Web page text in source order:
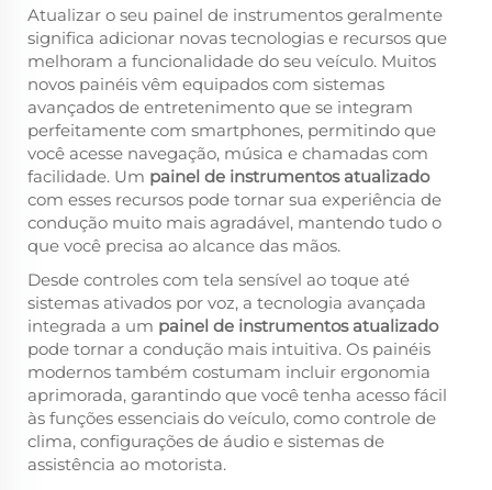
Atualizar o seu painel de instrumentos geralmente
significa adicionar novas tecnologias e recursos que
melhoram a funcionalidade do seu veículo. Muitos
novos painéis vêm equipados com sistemas
avançados de entretenimento que se integram
perfeitamente com smartphones, permitindo que
você acesse navegação, música e chamadas com
facilidade. Um painel de instrumentos atualizado
com esses recursos pode tornar sua experiência de
condução muito mais agradável, mantendo tudo o
que você precisa ao alcance das mãos.
Desde controles com tela sensível ao toque até
sistemas ativados por voz, a tecnologia avançada
integrada a um painel de instrumentos atualizado
pode tornar a condução mais intuitiva. Os painéis
modernos também costumam incluir ergonomia
aprimorada, garantindo que você tenha acesso fácil
às funções essenciais do veículo, como controle de
clima, configurações de áudio e sistemas de
assistência ao motorista.